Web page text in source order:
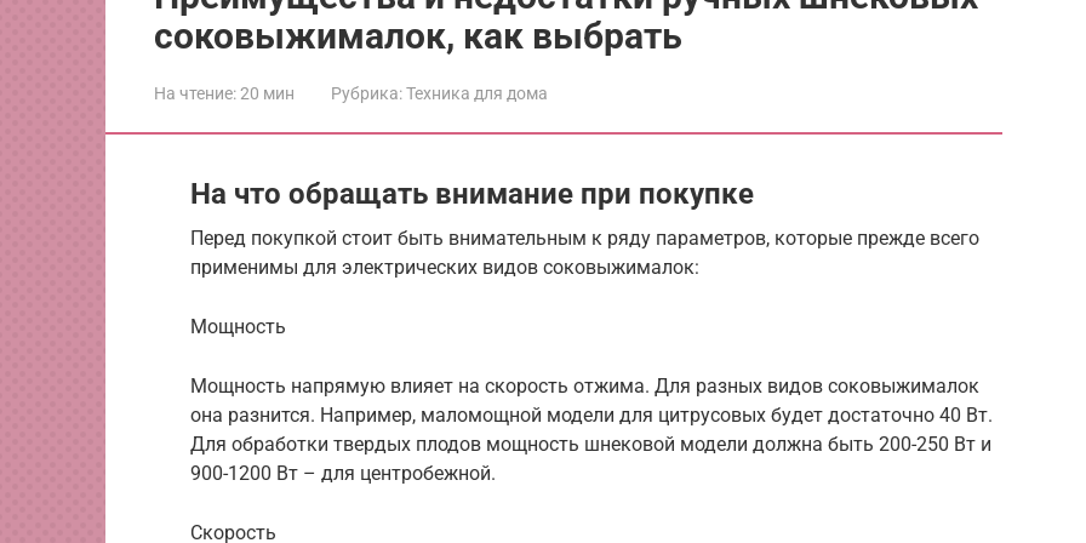
соковыжималок, как выбрать
На чтение:20 мин Рубрика:Техника для дома
На что обращать внимание при покупке
Перед покупкой стоит быть внимательным к ряду параметров, которые прежде всего
применимы для электрических видов соковыжималок:
Мощность
Мощность напрямую влияет на скорость отжима. Для разных видов соковыжималок
она разнится. Например, маломощной модели для цитрусовых будет достаточно 40 Вт.
Для обработки твердых плодов мощность шнековой модели должна быть 200-250 Вт и
900-1200 Вт – для центробежной.
Скорость